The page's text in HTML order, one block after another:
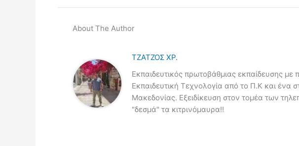
About The Author
ΤΖΑΤΖΟΣ ΧΡ.
Εκπαιδευτικός πρωτοβάθμιας εκπαίδευσης
Εκπαιδευτική Τεχνολογία από το Π.Κ και
Μακεδονίας. Εξειδίκευση στον τομέα των
"δεσμά" τα κιτρινόμαυρα!!